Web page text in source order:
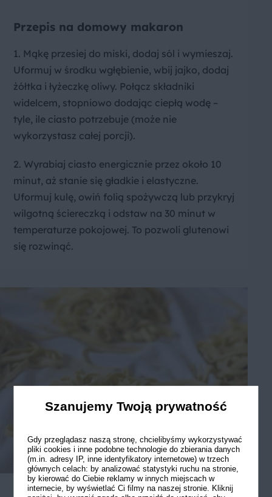
Przepis na domowy makaron
1. Mąkę przesiej do miski, dodaj sól i wymieszaj.
Uformuj w środku wgłębienie, wbij jajko, dodaj
żółtka i łyżeczkę oliwy. Połącz składniki
widelcem, stopniowo dodając ciepłą wodę –
tyle, ile ciasto potrzebuje (może nie
wykorzystasz całej porcji).
2. Wyrabiaj ciasto energicznie przez około 10
minut, aż stanie się gładkie i elastyczne.
Uformuj kulę, owiń folią spożywczą lub przykryj
wilgotną ściereczką i odstaw na 30 minut w
temperaturze pokojowej. To pozwoli glutenowi
się rozwinąć.
3. Po odpoczynku rozwałkuj ciasto na cienki
Szanujemy Twoją prywatność
Gdy przeglądasz naszą stronę, chcielibyśmy wykorzystywać
pliki cookies i inne podobne technologie do zbierania danych
(m.in. adresy IP, inne identyfikatory internetowe) w trzech
głównych celach: by analizować statystyki ruchu na stronie,
by kierować do Ciebie reklamy w innych miejscach w
internecie, by wyświetlać Ci filmy na naszej stronie. Kliknij